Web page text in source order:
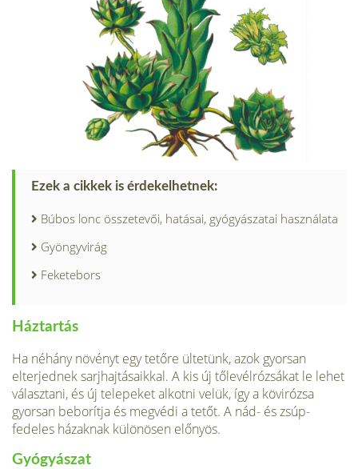
Ezek a cikkek is érdekelhetnek:
Búbos lonc összetevői, hatásai, gyógyászatai használata
Gyöngyvirág
Feketebors
Háztartás
Ha néhány növényt egy tetőre ültetünk, azok gyorsan
elterjednek sarjhajtásaikkal. A kis új tőlevélrózsákat le lehet
választani, és új te­lepeket alkotni velük, így a kövirózsa
gyorsan beborítja és megvédi a tetőt. A nád- és zsúp-
fedeles házaknak különösen előnyös.
Gyógyászat